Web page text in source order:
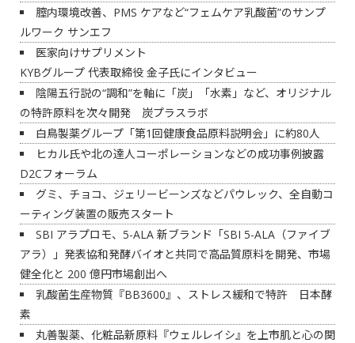
膣内環境改善、PMS ケアなど“フェムケア乳酸菌”のサンプ
ルワーク サンエフ
医家向けサプリメント
KYBグループ 代表取締役 金子氏にインタビュー
陰陽五行説の“調和”を軸に「炭」「水素」など、オリジナル
の特許原料を次々開発 炭プラスラボ
白鳥製薬グループ「第1回健康食品原料説明会」に約80人
ヒカル氏や北の達人コーポレーションなどの成功事例披露
D2Cフォーラム
グミ、チョコ、ジェリービーンズなどパウレック、全自動コ
ーティング装置の販売スタート
SBI アラプロモ、5-ALA 新ブランド「SBI 5-ALA（ファイブ
アラ）」発表協和発酵バイオと共同で高品質原料を開発、市場
健全化と 200 億円市場創出へ
乳酸菌生産物質『BB3600』、ストレス緩和で特許 日本酵
素
丸善製薬、化粧品新原料『ウェルレイシ』を上市肌と心の関